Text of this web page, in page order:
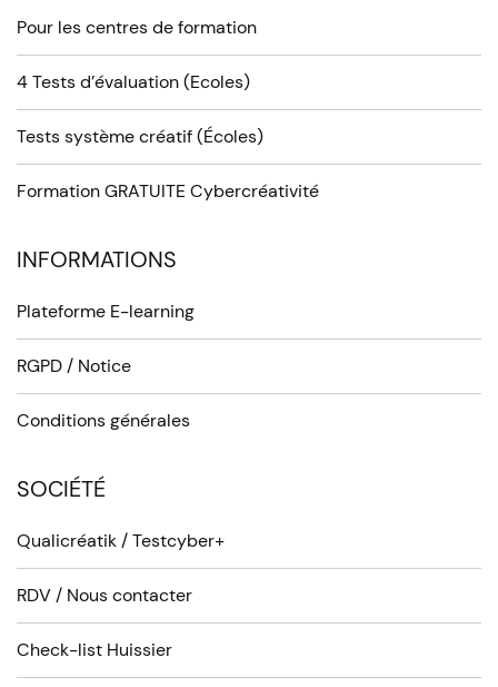
Pour les centres de formation
4 Tests d’évaluation (Ecoles)
Tests système créatif (Écoles)
Formation GRATUITE Cybercréativité
INFORMATIONS
Plateforme E-learning
RGPD / Notice
Conditions générales
SOCIÉTÉ
Qualicréatik / Testcyber+
RDV / Nous contacter
Check-list Huissier